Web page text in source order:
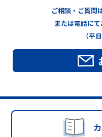
ご相談・ご質問
または電話にて
（平